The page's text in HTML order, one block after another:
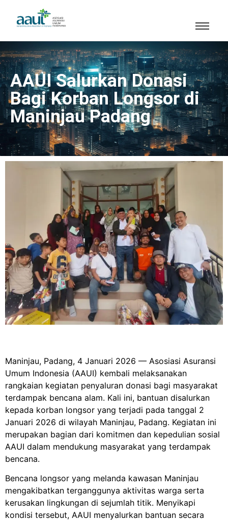
AAUI Salurkan Donasi
Bagi Korban Longsor di
Maninjau Padang
Maninjau, Padang, 4 Januari 2026 — Asosiasi Asuransi
Umum Indonesia (AAUI) kembali melaksanakan
rangkaian kegiatan penyaluran donasi bagi masyarakat
terdampak bencana alam. Kali ini, bantuan disalurkan
kepada korban longsor yang terjadi pada tanggal 2
Januari 2026 di wilayah Maninjau, Padang. Kegiatan ini
merupakan bagian dari komitmen dan kepedulian sosial
AAUI dalam mendukung masyarakat yang terdampak
bencana.
Bencana longsor yang melanda kawasan Maninjau
mengakibatkan terganggunya aktivitas warga serta
kerusakan lingkungan di sejumlah titik. Menyikapi
kondisi tersebut, AAUI menyalurkan bantuan secara